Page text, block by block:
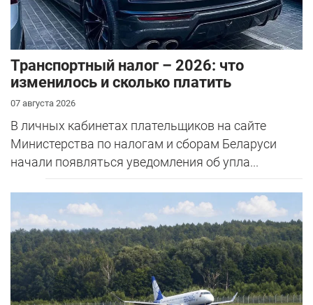
Транспортный налог – 2026: что
изменилось и сколько платить
07 августа 2026
В личных кабинетах плательщиков на сайте
Министерства по налогам и сборам Беларуси
начали появляться уведомления об упла...